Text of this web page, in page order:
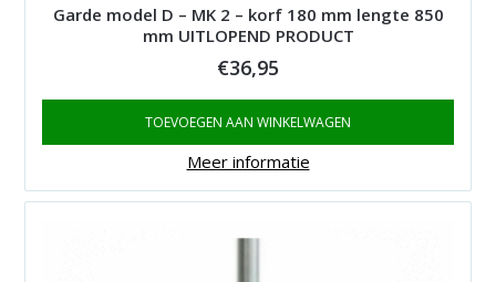
Garde model D – MK 2 – korf 180 mm lengte 850
mm UITLOPEND PRODUCT
€36,95
TOEVOEGEN AAN WINKELWAGEN
Meer informatie